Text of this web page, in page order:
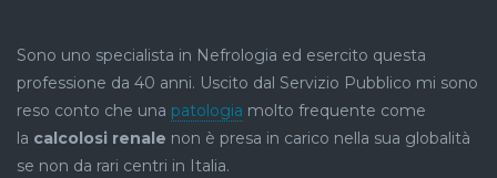
Sono uno specialista in Nefrologia ed esercito questa
professione da 40 anni. Uscito dal Servizio Pubblico mi sono
reso conto che una patologia molto frequente come
la calcolosi renale non è presa in carico nella sua globalità
se non da rari centri in Italia.